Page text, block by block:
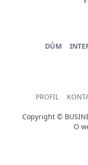
DŮM
PROFIL
Copyright ©